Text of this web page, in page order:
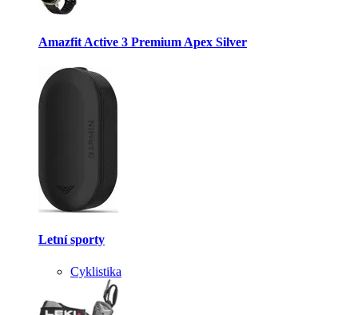
Amazfit Active 3 Premium Apex Silver
Letní sporty
Cyklistika